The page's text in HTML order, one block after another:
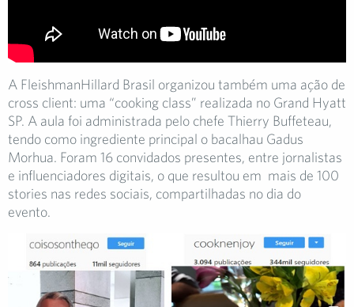
A FleishmanHillard Brasil organizou também uma ação de
cross client: uma “cooking class” realizada no Grand Hyatt
SP. A aula foi administrada pelo chefe Thierry Buffeteau,
tendo como ingrediente principal o bacalhau Gadus
Morhua. Foram 16 convidados presentes, entre jornalistas
e influenciadores digitais, o que resultou em mais de 100
stories nas redes sociais, compartilhadas no dia do
evento.